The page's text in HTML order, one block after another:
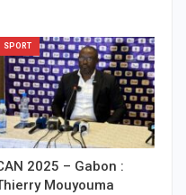
SPORT
2025 – Gabon :
Mouyouma